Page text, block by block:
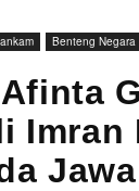
Benteng Negara
Imran